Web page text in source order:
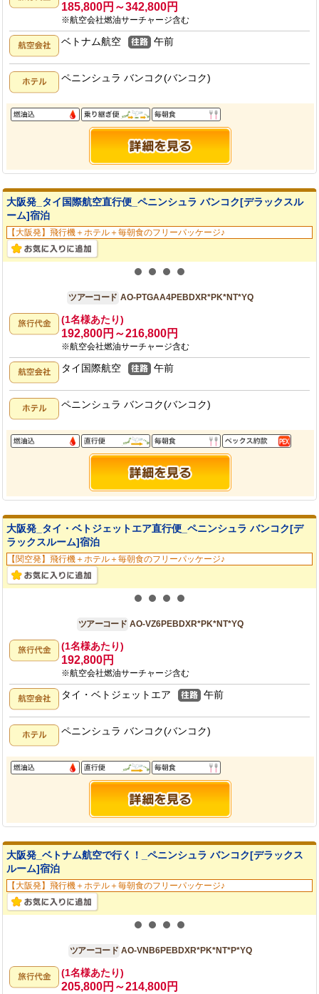
185,800円～342,800円
※航空会社燃油サーチャージ含む
ベトナム航空 午前
ペニンシュラ バンコク(バンコク)
大阪発_タイ国際航空直行便_ペニンシュラ バンコク[デラックスル
ーム]宿泊
【大阪発】飛行機＋ホテル＋毎朝食のフリーパッケージ♪
ツアーコード AO-PTGAA4PEBDXR*PK*NT*YQ
(1名様あたり)
192,800円～216,800円
※航空会社燃油サーチャージ含む
タイ国際航空 午前
ペニンシュラ バンコク(バンコク)
大阪発_タイ・ベトジェットエア直行便_ペニンシュラ バンコク[デ
ラックスルーム]宿泊
【関空発】飛行機＋ホテル＋毎朝食のフリーパッケージ♪
ツアーコード AO-VZ6PEBDXR*PK*NT*YQ
(1名様あたり)
192,800円
※航空会社燃油サーチャージ含む
タイ・ベトジェットエア 午前
ペニンシュラ バンコク(バンコク)
大阪発_ベトナム航空で行く！_ペニンシュラ バンコク[デラックス
ルーム]宿泊
【大阪発】飛行機＋ホテル＋毎朝食のフリーパッケージ♪
ツアーコード AO-VNB6PEBDXR*PK*NT*P*YQ
(1名様あたり)
205,800円～214,800円